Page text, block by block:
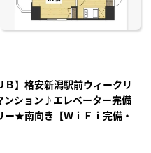
Ｂ】格安新潟駅前ウィークリ
ンション♪エレベーター完備
★南向き【ＷｉＦｉ完備・